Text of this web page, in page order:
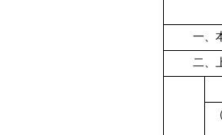
一、
二、